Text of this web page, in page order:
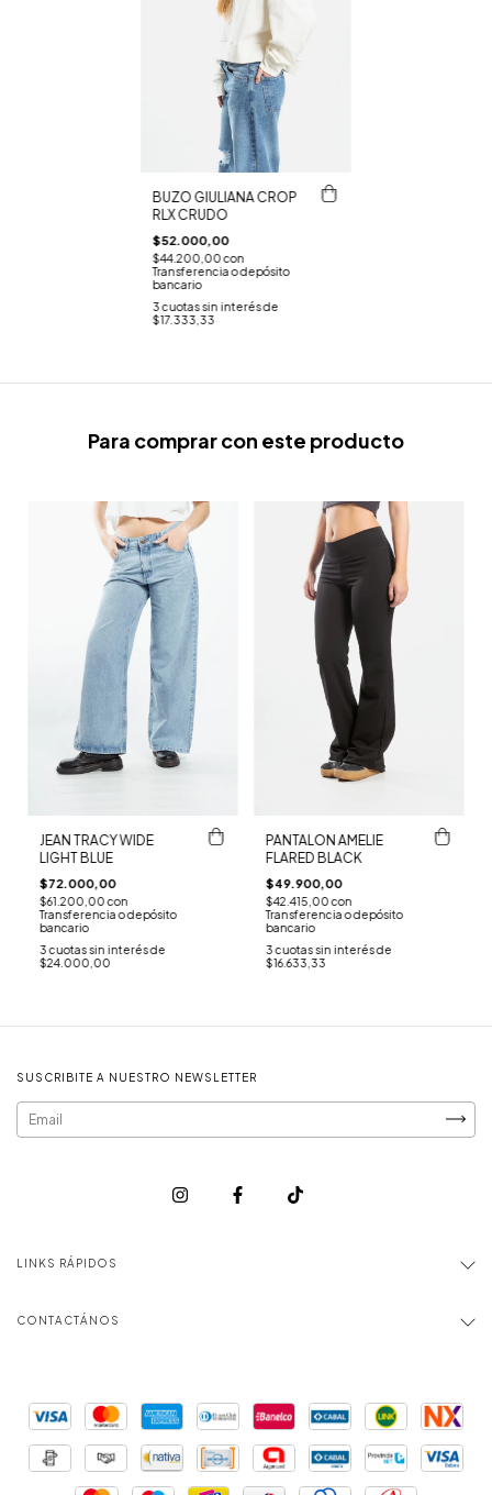
BUZO GIULIANA CROP
RLX CRUDO
$52.000,00
$44.200,00con
Transferencia o depósito
bancario
3 cuotas sin interés de
$17.333,33
Para comprar con este producto
JEAN TRACY WIDE
LIGHT BLUE
$72.000,00
$61.200,00con
Transferencia o depósito
bancario
3 cuotas sin interés de
$24.000,00
PANTALON AMELIE
FLARED BLACK
$49.900,00
$42.415,00con
Transferencia o depósito
bancario
3 cuotas sin interés de
$16.633,33
SUSCRIBITE A NUESTRO NEWSLETTER
LINKS RÁPIDOS
CONTACTÁNOS